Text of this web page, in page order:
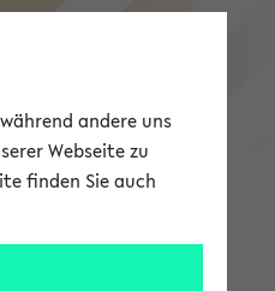
andere uns
Webseite zu
finden Sie auch